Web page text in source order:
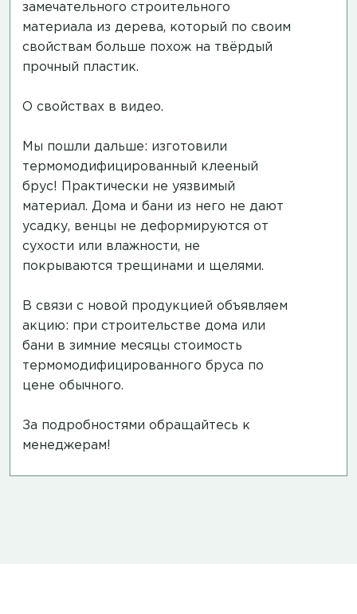
замечательного строительного
материала из дерева, который по своим
свойствам больше похож на твёрдый
прочный пластик.
О свойствах в видео.
Мы пошли дальше: изготовили
термомодифицированный клееный
брус! Практически не уязвимый
материал. Дома и бани из него не дают
усадку, венцы не деформируются от
сухости или влажности, не
покрываются трещинами и щелями.
В связи с новой продукцией объявляем
акцию: при строительстве дома или
бани в зимние месяцы стоимость
термомодифицированного бруса по
цене обычного.
За подробностями обращайтесь к
менеджерам!